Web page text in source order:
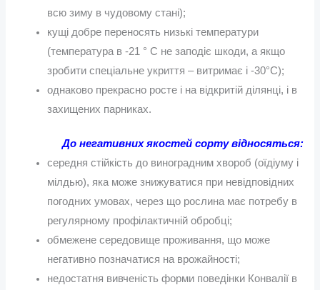
всю зиму в чудовому стані);
кущі добре переносять низькі температури
(температура в -21 ° С не заподіє шкоди, а якщо
зробити спеціальне укриття – витримає і -30°С);
однаково прекрасно росте і на відкритій ділянці, і в
захищених парниках.
До негативних якостей сорту відносяться:
середня стійкість до виноградним хвороб (оїдіуму і
мілдью), яка може знижуватися при невідповідних
погодних умовах, через що рослина має потребу в
регулярному профілактичній обробці;
обмежене середовище проживання, що може
негативно позначатися на врожайності;
недостатня вивченість форми поведінки Конвалії в